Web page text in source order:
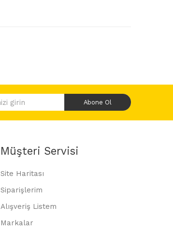
Abone Ol
Müşteri Servisi
Site Haritası
Siparişlerim
Alışveriş Listem
Markalar